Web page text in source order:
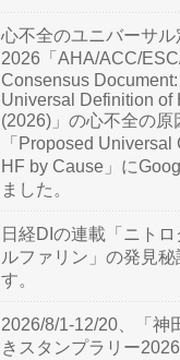
心不全のユニバーサル
2026「AHA/ACC/
Consensus
Universal Definition of
(2026)」の心不全の原
「Proposed
HF by Cause」に
ました。
日経DIの連載「ニト
ルファリン」の発見
す。
2026/8/1-12/20、「神
きスタンプラリー